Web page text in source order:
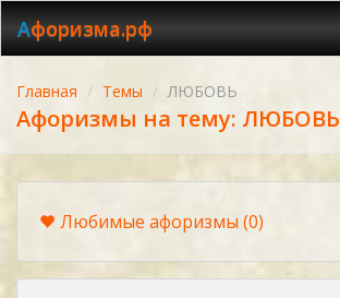
Афоризма.рф
Главная Темы ЛЮБОВЬ
Афоризмы на тему: ЛЮБОВЬ
Любимые афоризмы (0)